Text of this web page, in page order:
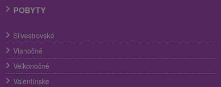
POBYTY
Silvestrovské
Vianočné
Veľkonočné
Valentínske